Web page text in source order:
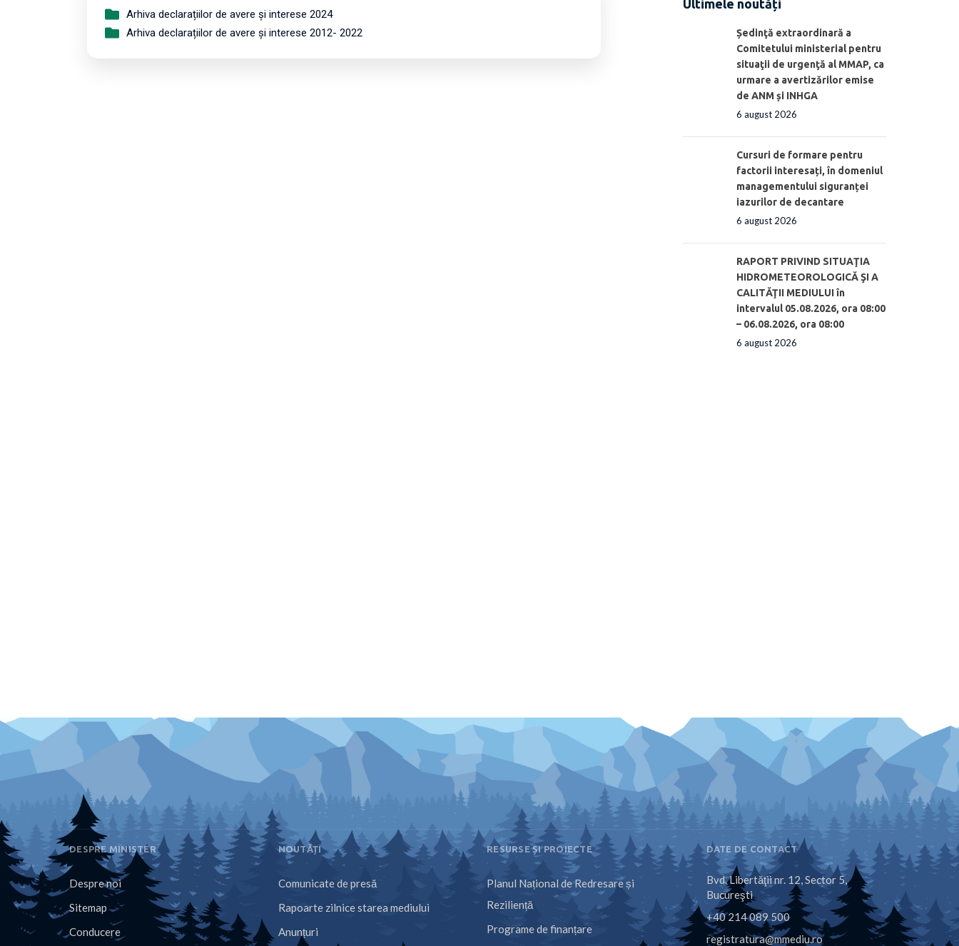
Arhiva declarațiilor de avere și interese 2024
Arhiva declarațiilor de avere și interese 2012- 2022
Ultimele noutăți
Ședinţă extraordinară a
Comitetului ministerial pentru
situaţii de urgenţă al MMAP, ca
urmare a avertizărilor emise
de ANM și INHGA
6 august 2026
Cursuri de formare pentru
factorii interesați, în domeniul
managementului siguranței
iazurilor de decantare
6 august 2026
RAPORT PRIVIND SITUAŢIA
HIDROMETEOROLOGICĂ ŞI A
CALITĂŢII MEDIULUI în
intervalul 05.08.2026, ora 08:00
– 06.08.2026, ora 08:00
6 august 2026
DESPRE MINISTER
Despre noi
Sitemap
Conducere
NOUTĂȚI
Comunicate de presă
Rapoarte zilnice starea mediului
Anunțuri
RESURSE ȘI PROIECTE
Planul Național de Redresare și
Reziliență
Programe de finanțare
DATE DE CONTACT
Bvd. Libertăţii nr. 12, Sector 5,
Bucureşti
+40 214 089 500
registratura@mmediu.ro